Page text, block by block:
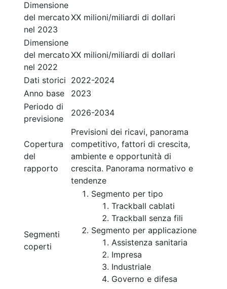
Dimensione
del mercato
nel 2023
XX milioni/miliardi di dollari
Dimensione
del mercato
nel 2022
XX milioni/miliardi di dollari
Dati storici 2022-2024
Anno base
2023
Periodo di
previsione
2026-2034
Copertura
del
rapporto
Previsioni dei ricavi, panorama
competitivo, fattori di crescita,
ambiente e opportunità di
crescita. Panorama normativo e
tendenze
Segmenti
coperti
Segmento per tipo
Trackball cablati
Trackball senza fili
Segmento per applicazione
Assistenza sanitaria
Impresa
Industriale
Governo e difesa